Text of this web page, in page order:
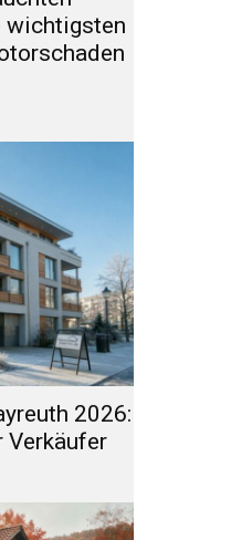
wichtigsten
2026:
Verkäufer